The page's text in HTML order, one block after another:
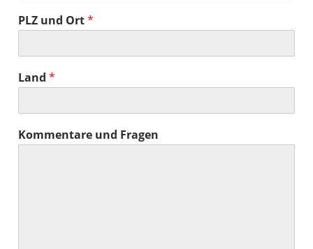
PLZ und Ort*
Land *
Kommentare und Fragen